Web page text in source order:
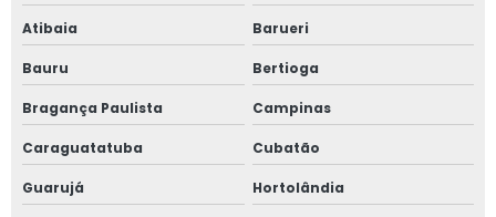
Atibaia Barueri
Bauru Bertioga
Bragança Paulista Campinas
Caraguatatuba Cubatão
Guarujá Hortolândia